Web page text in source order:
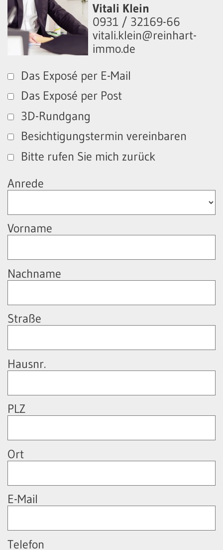
Vitali Klein
0931 / 32169-66
vitali.klein@reinhart-
immo.de
Das Exposé per E-Mail
Das Exposé per Post
3D-Rundgang
Besichtigungstermin vereinbaren
Bitte rufen Sie mich zurück
Anrede
Vorname
Nachname
Straße
Hausnr.
PLZ
Ort
E-Mail
Telefon